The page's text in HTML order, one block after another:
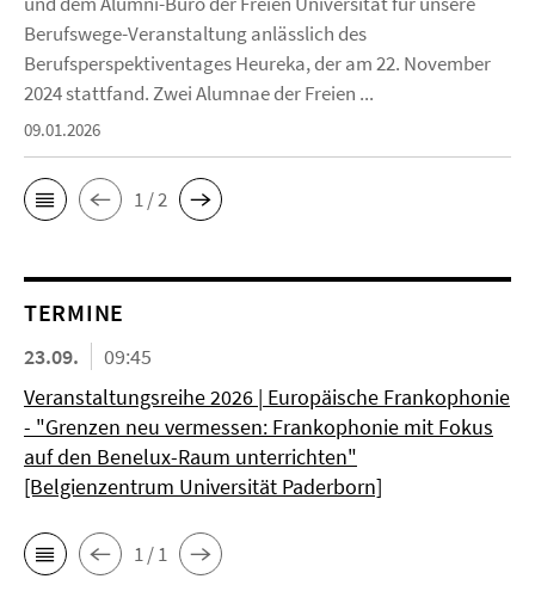
Berufswege-Veranstaltung anlässlich des
Berufsperspektiventages Heureka, der am 22. November
2024 stattfand. Zwei Alumnae der Freien ...
09.01.2026
1 / 2
TERMINE
23.09.
09:45
Veranstaltungsreihe 2026 | Europäische Frankophonie
- "Grenzen neu vermessen: Frankophonie mit Fokus
auf den Benelux-Raum unterrichten"
[Belgienzentrum Universität Paderborn]
1 / 1